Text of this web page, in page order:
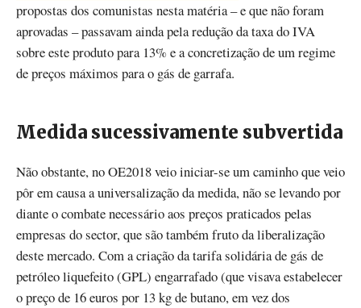
propostas dos comunistas nesta matéria – e que não foram
aprovadas – passavam ainda pela redução da taxa do IVA
sobre este produto para 13% e a concretização de um regime
de preços máximos para o gás de garrafa.
Medida sucessivamente subvertida
Não obstante, no OE2018 veio iniciar-se um caminho que veio
pôr em causa a universalização da medida, não se levando por
diante o combate necessário aos preços praticados pelas
empresas do sector, que são também fruto da liberalização
deste mercado. Com a criação da tarifa solidária de gás de
petróleo liquefeito (GPL) engarrafado (que visava estabelecer
o preço de 16 euros por 13 kg de butano, em vez dos